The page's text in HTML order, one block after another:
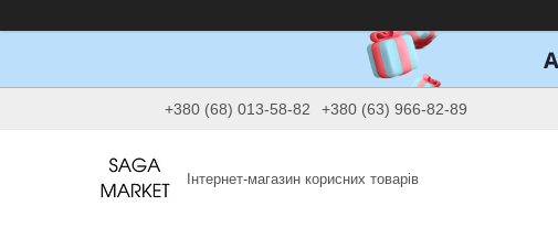
+380 (68) 013-58-82 +380 (63) 966-82-89
Інтернет-магазин корисних товарів